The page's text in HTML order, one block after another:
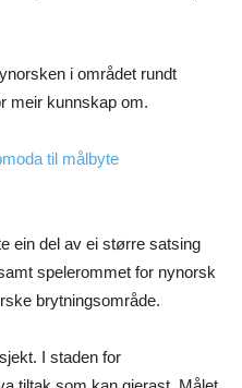
i området rundt
meir kunnskap om.
til målbyte
ein del av ei større satsing
spelerommet for nynorsk
brytningsområde.
I staden for